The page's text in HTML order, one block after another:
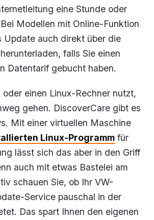
eine Stunde oder
Modellen mit Online-Funktion
Update auch direkt über die
falls Sie einen
Datentarif gebucht haben.
einen Linux-Rechner nutzt,
gehen. DiscoverCare gibt es
Mit einer virtuellen Maschine
Linux-Programm für
lässt sich das aber in den Griff
auch mit etwas Bastelei am
schauen Sie, ob Ihr VW-
Service pauschal in der
Das spart Ihnen den eigenen